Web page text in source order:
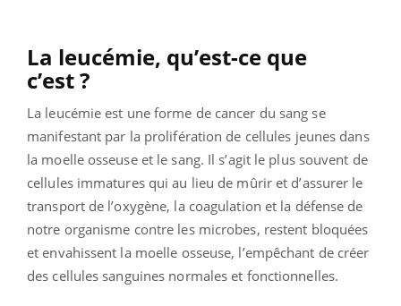
La leucémie, qu’est-ce que
c’est ?
La leucémie est une forme de cancer du sang se
manifestant par la prolifération de cellules jeunes dans
la moelle osseuse et le sang. Il s’agit le plus souvent de
cellules immatures qui au lieu de mûrir et d’assurer le
transport de l’oxygène, la coagulation et la défense de
notre organisme contre les microbes, restent bloquées
et envahissent la moelle osseuse, l’empêchant de créer
des cellules sanguines normales et fonctionnelles.